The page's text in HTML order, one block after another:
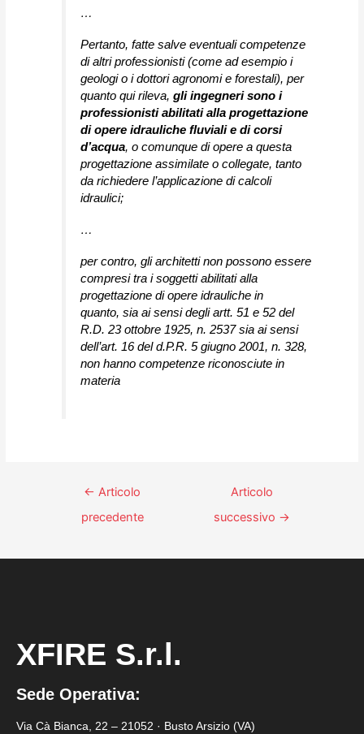
…
Pertanto, fatte salve eventuali competenze
di altri professionisti (come ad esempio i
geologi o i dottori agronomi e forestali), per
quanto qui rileva,gli ingegneri sono i
professionisti abilitati alla progettazione
di opere idrauliche fluviali e di corsi
d’acqua, o comunque di opere a questa
progettazione assimilate o collegate, tanto
da richiedere l’applicazione di calcoli
idraulici;
…
per contro, gli architetti non possono essere
compresi tra i soggetti abilitati alla
progettazione di opere idrauliche in
quanto, sia ai sensi degli artt. 51 e 52 del
R.D. 23 ottobre 1925, n. 2537 sia ai sensi
dell’art. 16 del d.P.R. 5 giugno 2001, n. 328,
non hanno competenze riconosciute in
materia
← Articolo
precedente
Articolo
successivo →
XFIRE S.r.l.
Sede Operativa:
Via Cà Bianca, 22 – 21052 · Busto Arsizio (VA)